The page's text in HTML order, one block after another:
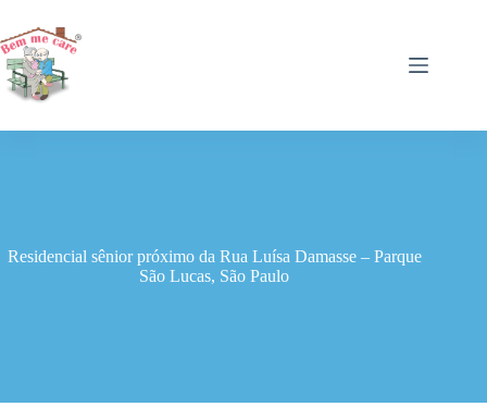
para
o
conteúdo
Residencial sênior próximo da Rua Luísa Damasse – Parque
São Lucas, São Paulo